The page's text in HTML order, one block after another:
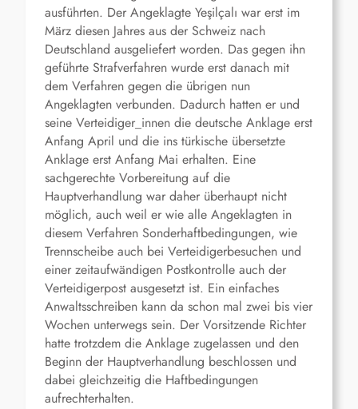
ausführten. Der Angeklagte Yeşilçalı war erst im
März diesen Jahres aus der Schweiz nach
Deutschland ausgeliefert worden. Das gegen ihn
geführte Strafverfahren wurde erst danach mit
dem Verfahren gegen die übrigen nun
Angeklagten verbunden. Dadurch hatten er und
seine Verteidiger_innen die deutsche Anklage erst
Anfang April und die ins türkische übersetzte
Anklage erst Anfang Mai erhalten. Eine
sachgerechte Vorbereitung auf die
Hauptverhandlung war daher überhaupt nicht
möglich, auch weil er wie alle Angeklagten in
diesem Verfahren Sonderhaftbedingungen, wie
Trennscheibe auch bei Verteidigerbesuchen und
einer zeitaufwändigen Postkontrolle auch der
Verteidigerpost ausgesetzt ist. Ein einfaches
Anwaltsschreiben kann da schon mal zwei bis vier
Wochen unterwegs sein. Der Vorsitzende Richter
hatte trotzdem die Anklage zugelassen und den
Beginn der Hauptverhandlung beschlossen und
dabei gleichzeitig die Haftbedingungen
aufrechterhalten.